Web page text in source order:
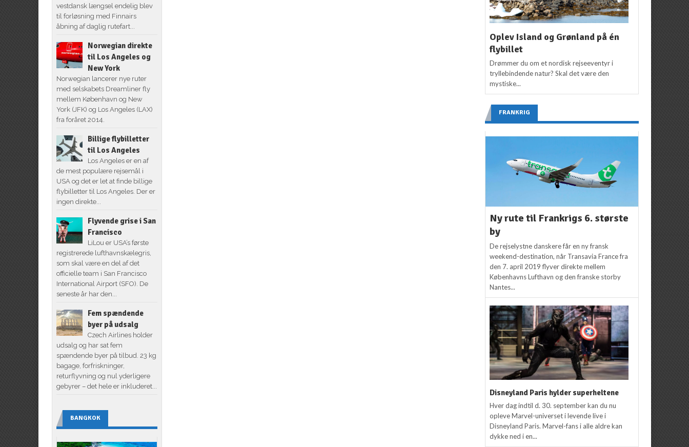
vestdansk længsel endelig blev
til forløsning med Finnairs
åbning af daglig rutefart...
Norwegian direkte
til Los Angeles og
New York
Norwegian lancerer nye ruter
med selskabets Dreamliner fly
mellem København og New
York (JFK) og Los Angeles (LAX)
fra foråret 2014.
Billige flybilletter
til Los Angeles
Los Angeles er en af
de mest populære rejsemål i
USA og det er let at finde billige
flybilletter til Los Angeles. Der er
ingen direkte...
Flyvende grise i San
Francisco
LiLou er USA’s første
registrerede lufthavnskælegris,
som skal være en del af det
officielle team i San Francisco
International Airport (SFO). De
seneste år har den...
Fem spændende
byer på udsalg
Czech Airlines holder
udsalg og har sat fem
spændende byer på tilbud. 23 kg
bagage, forfriskninger,
returflyvning og nul yderligere
gebyrer – det hele er inkluderet...
BANGKOK
Oplev Island og Grønland på én
flybillet
Drømmer du om et nordisk rejseeventyr i
tryllebindende natur? Skal det være den
mystiske...
FRANKRIG
Ny rute til Frankrigs 6. største
by
De rejselystne danskere får en ny fransk
weekend-destination, når Transavia France fra
den 7. april 2019 flyver direkte mellem
Københavns Lufthavn og den franske storby
Nantes...
Disneyland Paris hylder superheltene
Hver dag indtil d. 30. september kan du nu
opleve Marvel-universet i levende live i
Disneyland Paris. Marvel-fans i alle aldre kan
dykke ned i en...